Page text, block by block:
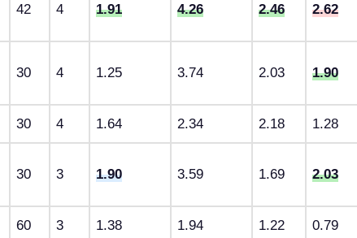
42 4 1.91 4.26 2.46 2.62
30 4 1.25 3.74 2.03 1.90
30 4 1.64 2.34 2.18 1.28
30 3 1.90 3.59 1.69 2.03
60 3 1.38 1.94 1.22 0.79